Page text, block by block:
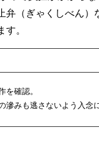
弁（ぎゃくしべん）
。
を確認。
滲みも逃さないよう入念